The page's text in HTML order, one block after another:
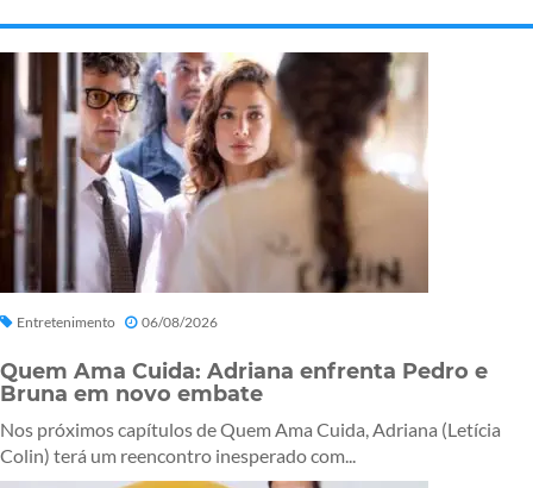
Entretenimento 06/08/2026
Quem Ama Cuida: Adriana enfrenta Pedro e
Bruna em novo embate
Nos próximos capítulos de Quem Ama Cuida, Adriana (Letícia
Colin) terá um reencontro inesperado com...